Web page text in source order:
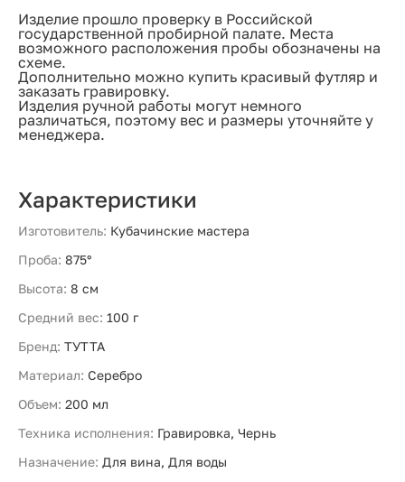
Изделие прошло проверку в Российской
государственной пробирной палате. Места
возможного расположения пробы обозначены на
схеме.
Дополнительно можно купить красивый футляр и
заказать гравировку.
Изделия ручной работы могут немного
различаться, поэтому вес и размеры уточняйте у
менеджера.
Характеристики
Изготовитель: Кубачинские мастера
Проба: 875°
Высота: 8 см
Средний вес: 100 г
Бренд: ТУТТА
Материал: Серебро
Объем: 200 мл
Техника исполнения: Гравировка, Чернь
Назначение: Для вина, Для воды